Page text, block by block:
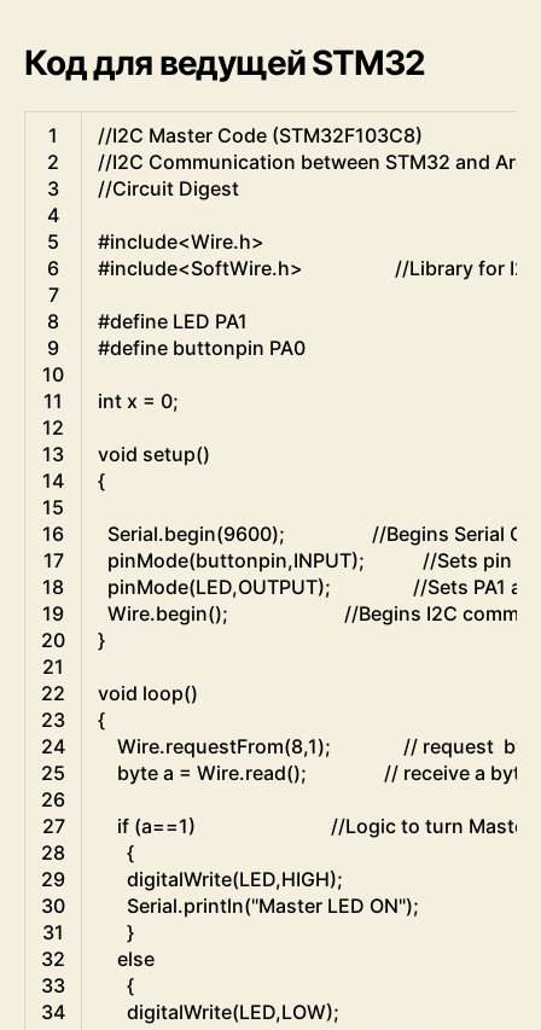
Код для ведущей STM32
1
2
3
4
5
6
7
8
9
10
11
12
13
14
15
16
17
18
19
20
21
22
23
24
25
26
27
28
29
30
31
32
33
34
//I2C Master Code (STM32F103C8)
//I2C Communication between STM32 and
//Circuit Digest
#include<Wire.h>
#include<SoftWire.h>                   //Library
#define LED PA1
#define buttonpin PA0
int x = 0;
void setup()
{
Serial.begin(9600);
//Begins Serial
pinMode(buttonpin,INPUT);
//Sets pin
pinMode(LED,OUTPUT);
//Sets PA1
Wire.begin();
//Begins I2C
}
void loop()
{
Wire.requestFrom(8,1);
// request
byte a = Wire.read(); // receive a byte
if (a==1)
//Logic to turn Master
{
digitalWrite(LED,HIGH);
Serial.println("Master LED ON");
}
else
{
digitalWrite(LED,LOW);